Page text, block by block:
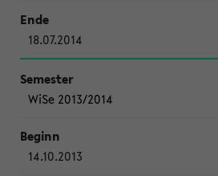
18.07.2014
WiSe 2013/2014
14.10.2013